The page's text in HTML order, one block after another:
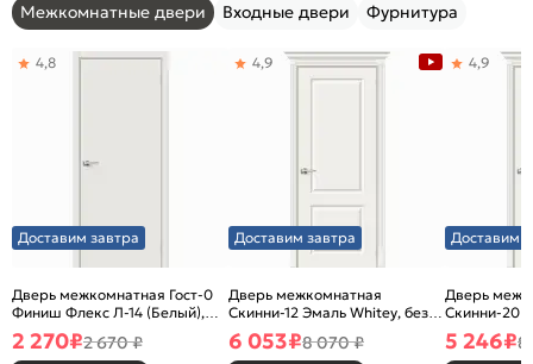
Межкомнатные двери Входные двери Фурнитура
Доставим завтра
Дверь межкомнатная Гост-0
Финиш Флекс Л-14 (Белый),
глухая, каркасно-щитовая
4,8
2 270₽2 670 ₽
Доставим завтра
Дверь межкомнатная
Скинни-12 Эмаль Whitey, без
декора, глухая, без стекла,
без кромки, скиновая
4,9
6 053₽8 070 ₽
Доставим
Дверь
Скинни-20
декора,
без кромки,
4,9
5 246₽8